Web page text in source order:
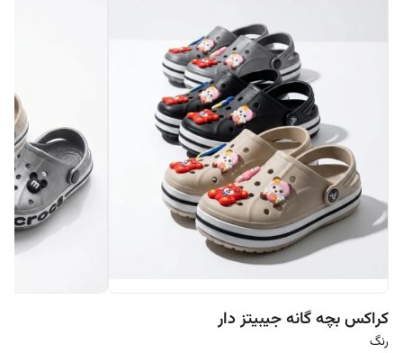
کراکس بچه گانه جیبیتز دار
رنگ